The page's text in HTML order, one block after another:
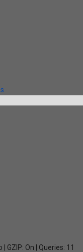
GZIP: On | Queries: 11